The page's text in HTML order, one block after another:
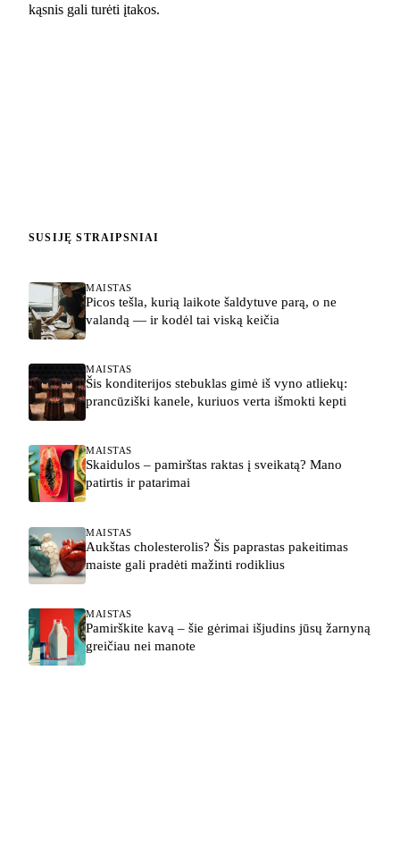
kąsnis gali turėti įtakos.
SUSIJĘ STRAIPSNIAI
MAISTAS
Picos tešla, kurią laikote šaldytuve parą, o ne
valandą — ir kodėl tai viską keičia
MAISTAS
Šis konditerijos stebuklas gimė iš vyno atliekų:
prancūziški kanele, kuriuos verta išmokti kepti
MAISTAS
Skaidulos – pamirštas raktas į sveikatą? Mano
patirtis ir patarimai
MAISTAS
Aukštas cholesterolis? Šis paprastas pakeitimas
maiste gali pradėti mažinti rodiklius
MAISTAS
Pamirškite kavą – šie gėrimai išjudins jūsų žarnyną
greičiau nei manote